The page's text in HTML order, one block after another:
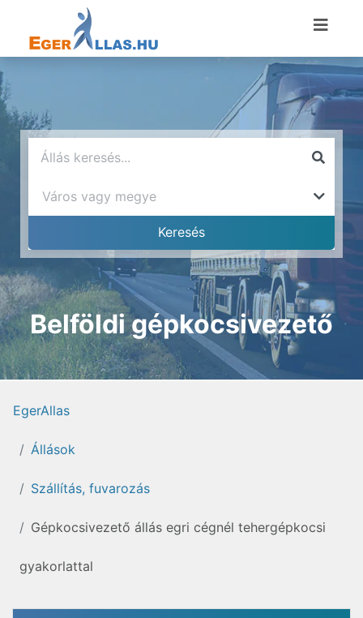
Belföldi gépkocsivezető
EgerAllas
Állások
Szállítás, fuvarozás
Gépkocsivezető állás egri cégnél tehergépkocsi
gyakorlattal